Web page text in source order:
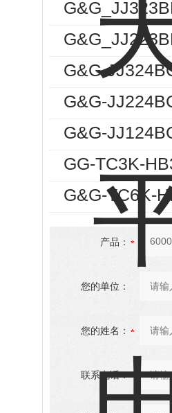
G&G-
G&G-
G&G-
GG-TC3K-
G&G-TC6K-
产品：
您的单位：
您的姓名：
联系电话：